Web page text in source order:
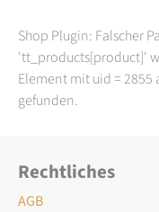
Shop Plugin: Falscher
'tt_products[product]'
Element mit uid = 2855
gefunden.
Rechtliches
AGB